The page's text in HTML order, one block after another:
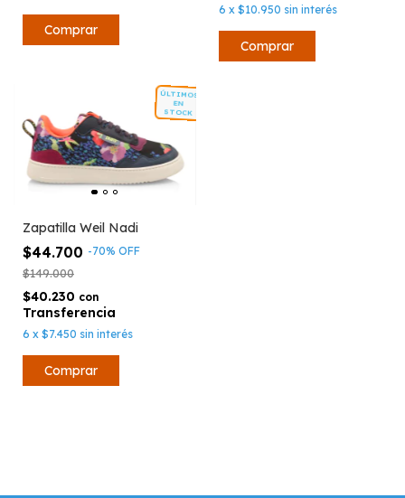
Comprar
6 x $10.950 sin interés
Comprar
ÚLTIMOS
EN
STOCK
Zapatilla Weil Nadi
$44.700 -70% OFF
$149.000
$40.230 con
6 x $7.450 sin interés
Comprar